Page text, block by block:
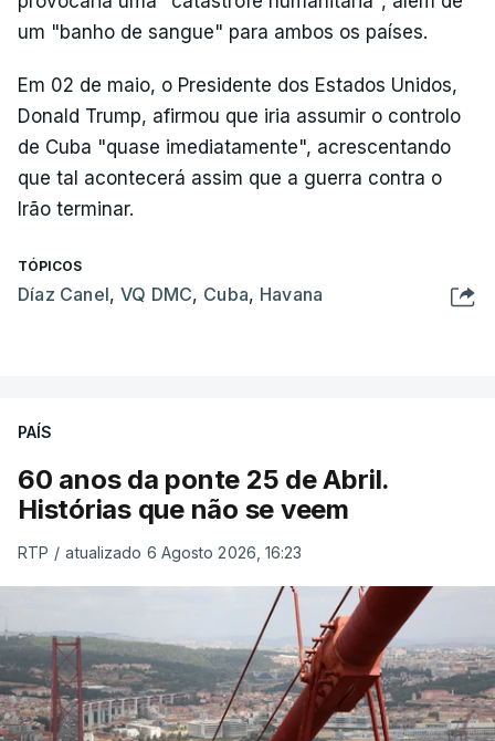
um "banho de sangue" para ambos os países.
Em 02 de maio, o Presidente dos Estados Unidos,
Donald Trump, afirmou que iria assumir o controlo
de Cuba "quase imediatamente", acrescentando
que tal acontecerá assim que a guerra contra o
Irão terminar.
TÓPICOS
Díaz Canel, VQ DMC, Cuba, Havana
PAÍS
60 anos da ponte 25 de Abril.
Histórias que não se veem
RTP / atualizado 6 Agosto 2026, 16:23